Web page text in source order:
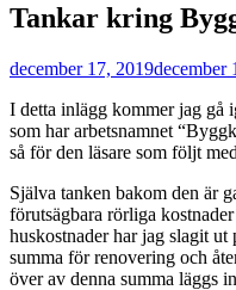
Tankar kring
december 17, 2019december
I detta inlägg kommer jag gå
som har arbetsnamnet
så för den läsare som följt
Själva tanken bakom den är
förutsägbara rörliga
huskostnader har jag slagit
summa för renovering och
över av denna summa läggs